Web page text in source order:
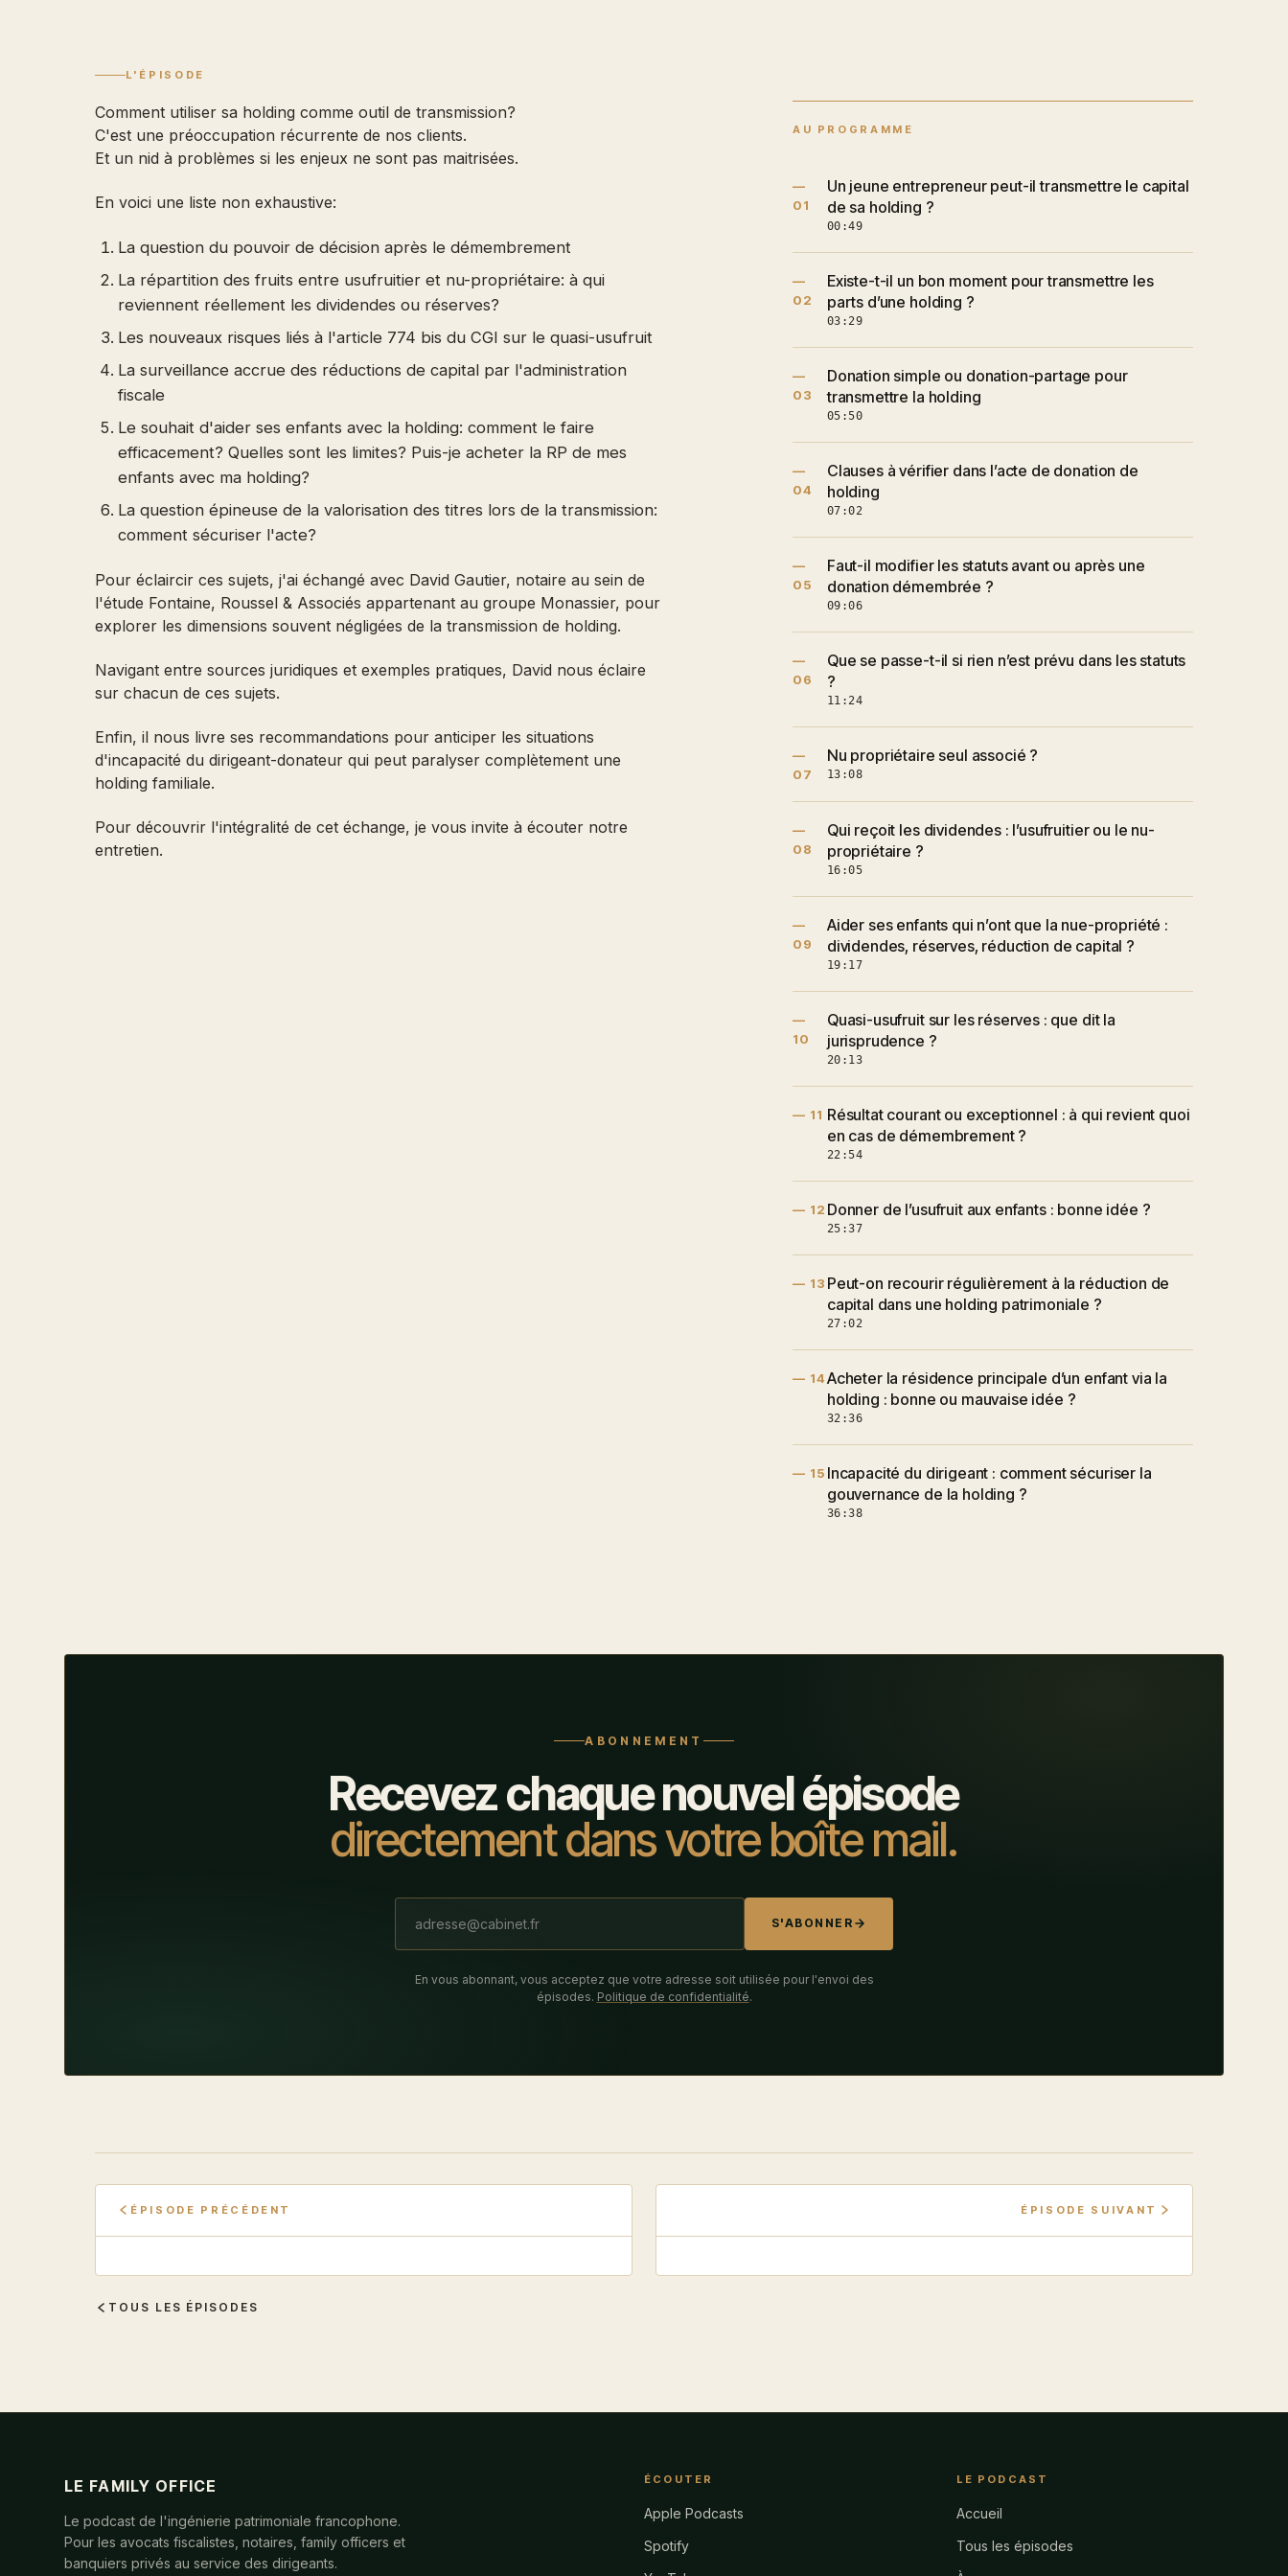
L'ÉPISODE
Comment utiliser sa holding comme outil de transmission?
C'est une préoccupation récurrente de nos clients.
Et un nid à problèmes si les enjeux ne sont pas maitrisées.
En voici une liste non exhaustive:
La question du pouvoir de décision après le démembrement
La répartition des fruits entre usufruitier et nu-propriétaire: à qui
reviennent réellement les dividendes ou réserves?
Les nouveaux risques liés à l'article 774 bis du CGI sur le quasi-usufruit
La surveillance accrue des réductions de capital par l'administration
fiscale
Le souhait d'aider ses enfants avec la holding: comment le faire
efficacement? Quelles sont les limites? Puis-je acheter la RP de mes
enfants avec ma holding?
La question épineuse de la valorisation des titres lors de la transmission:
comment sécuriser l'acte?
Pour éclaircir ces sujets, j'ai échangé avec David Gautier, notaire au sein de
l'étude Fontaine, Roussel & Associés appartenant au groupe Monassier, pour
explorer les dimensions souvent négligées de la transmission de holding.
Navigant entre sources juridiques et exemples pratiques, David nous éclaire
sur chacun de ces sujets.
Enfin, il nous livre ses recommandations pour anticiper les situations
d'incapacité du dirigeant-donateur qui peut paralyser complètement une
holding familiale.
Pour découvrir l'intégralité de cet échange, je vous invite à écouter notre
entretien.
AU PROGRAMME
—
01
Un jeune entrepreneur peut-il transmettre le capital
de sa holding ?
00:49
—
02
Existe-t-il un bon moment pour transmettre les
parts d’une holding ?
03:29
—
03
Donation simple ou donation-partage pour
transmettre la holding
05:50
—
04
Clauses à vérifier dans l’acte de donation de
holding
07:02
—
05
Faut-il modifier les statuts avant ou après une
donation démembrée ?
09:06
—
06
Que se passe-t-il si rien n’est prévu dans les statuts
?
11:24
—
07
Nu propriétaire seul associé ?
13:08
—
08
Qui reçoit les dividendes : l’usufruitier ou le nu-
propriétaire ?
16:05
—
09
Aider ses enfants qui n’ont que la nue-propriété :
dividendes, réserves, réduction de capital ?
19:17
—
10
Quasi-usufruit sur les réserves : que dit la
jurisprudence ?
20:13
— 11 Résultat courant ou exceptionnel : à qui revient quoi
en cas de démembrement ?
22:54
— 12 Donner de l’usufruit aux enfants : bonne idée ?
25:37
— 13 Peut-on recourir régulièrement à la réduction de
capital dans une holding patrimoniale ?
27:02
— 14Acheter la résidence principale d’un enfant via la
holding : bonne ou mauvaise idée ?
32:36
— 15 Incapacité du dirigeant : comment sécuriser la
gouvernance de la holding ?
36:38
ABONNEMENT
Recevez chaque nouvel épisode
directement dans votre boîte mail.
S'ABONNER
En vous abonnant, vous acceptez que votre adresse soit utilisée pour l'envoi des
épisodes. Politique de confidentialité.
ÉPISODE PRÉCÉDENT ÉPISODE SUIVANT
TOUS LES ÉPISODES
LE FAMILY OFFICE
Le podcast de l'ingénierie patrimoniale francophone.
Pour les avocats fiscalistes, notaires, family officers et
banquiers privés au service des dirigeants.
ÉCOUTER
Apple Podcasts
Spotify
LE PODCAST
Accueil
Tous les épisodes